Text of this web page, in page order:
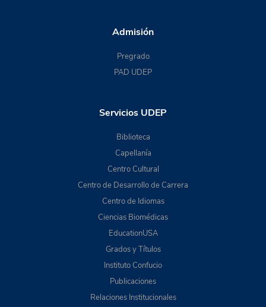
Admisión
Pregrado
PAD UDEP
Servicios UDEP
Biblioteca
Capellanía
Centro Cultural
Centro de Desarrollo de Carrera
Centro de Idiomas
Ciencias Biomédicas
EducationUSA
Grados y Títulos
Instituto Confucio
Publicaciones
Relaciones Institucionales